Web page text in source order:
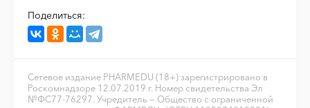
Поделиться:
Сетевое издание PHARMEDU (18+) зарегистрировано в
Роскомнадзоре 12.07.2019 г. Номер свидетельства Эл
№ФС77-76297. Учредитель — Общество с ограниченной